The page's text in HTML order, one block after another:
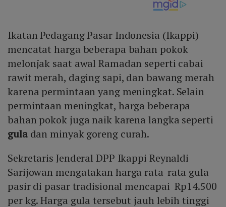
Ikatan Pedagang Pasar Indonesia (Ikappi)
mencatat harga beberapa bahan pokok
melonjak saat awal Ramadan seperti cabai
rawit merah, daging sapi, dan bawang merah
karena permintaan yang meningkat. Selain
permintaan meningkat, harga beberapa
bahan pokok juga naik karena langka seperti
guladan minyak goreng curah.
Sekretaris Jenderal DPP Ikappi Reynaldi
Sarijowan mengatakan harga rata-rata gula
pasir di pasar tradisional mencapai Rp14.500
per kg. Harga gula tersebut jauh lebih tinggi